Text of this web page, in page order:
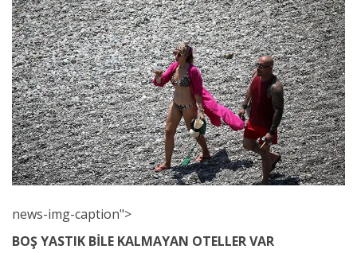
news-img-caption">
BOŞ YASTIK BİLE KALMAYAN OTELLER VAR